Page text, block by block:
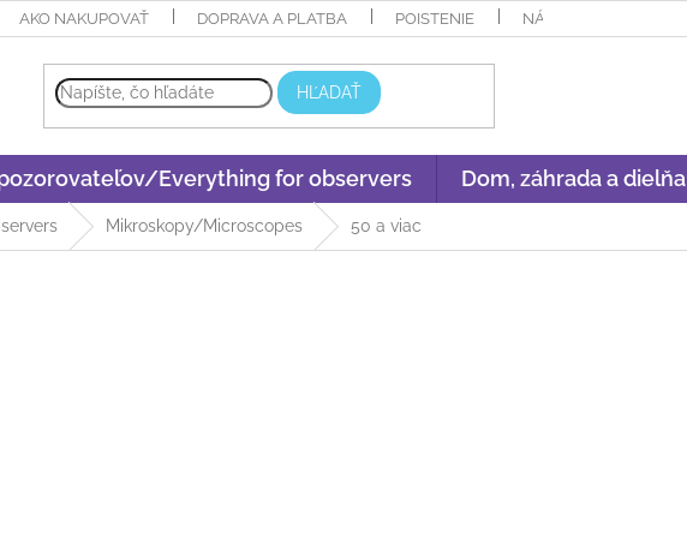
AKO NAKUPOVAŤ DOPRAVA A PLATBA POISTENIE NÁKUP NA SPLÁTKY
HĽADAŤ
Everything for observers Dom, záhrada a dielňa
Mikroskopy/Microscopes 50 a viac